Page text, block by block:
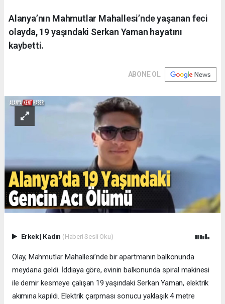
Alanya’nın Mahmutlar Mahallesi’nde yaşanan feci
olayda, 19 yaşındaki Serkan Yaman hayatını
kaybetti.
ABONE OL
Erkek| Kadın (Haberi Sesli Oku)
Olay, Mahmutlar Mahallesi’nde bir apartmanın balkonunda
meydana geldi. İddiaya göre, evinin balkonunda spiral makinesi
ile demir kesmeye çalışan 19 yaşındaki Serkan Yaman, elektrik
akımına kapıldı. Elektrik çarpması sonucu yaklaşık 4 metre